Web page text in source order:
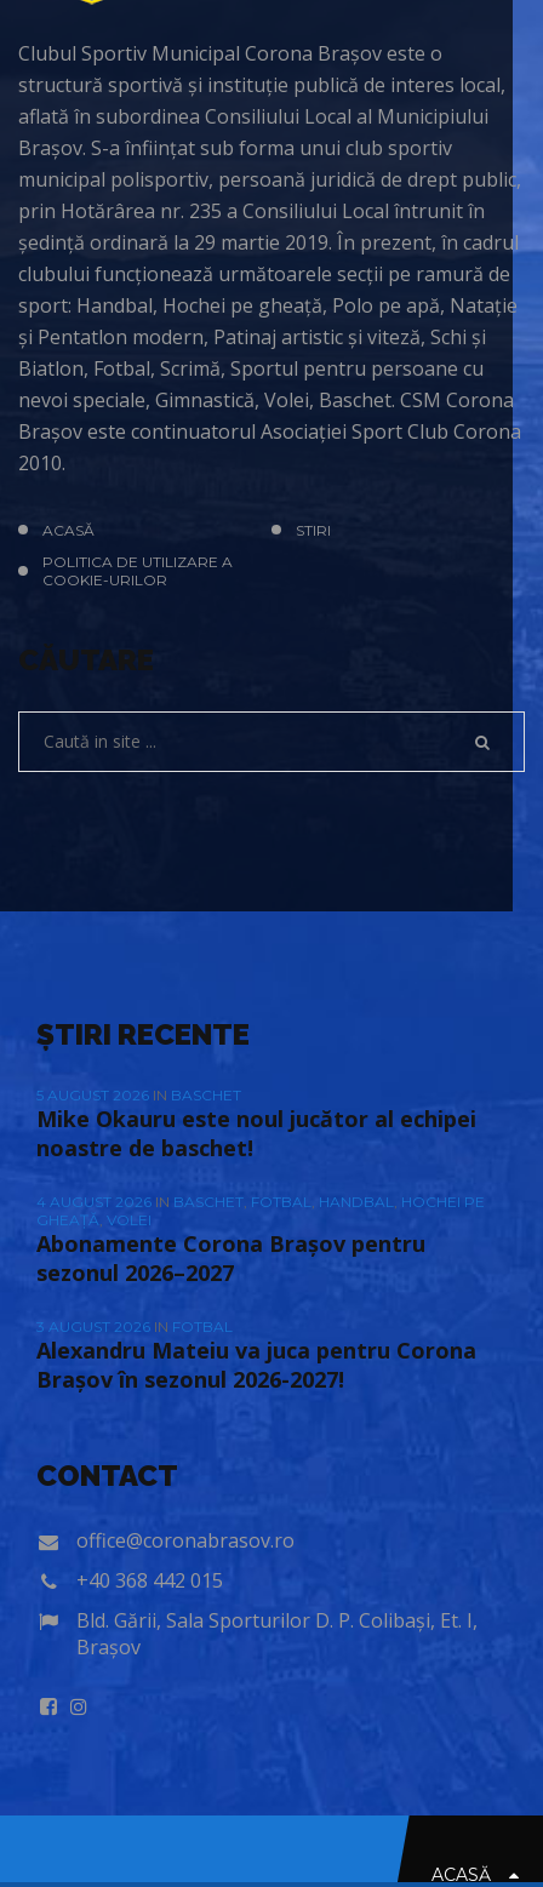
Clubul Sportiv Municipal Corona Brașov este o
structură sportivă și instituție publică de interes local,
aflată în subordinea Consiliului Local al Municipiului
Brașov. S-a înființat sub forma unui club sportiv
municipal polisportiv, persoană juridică de drept public,
prin Hotărârea nr. 235 a Consiliului Local întrunit în
ședință ordinară la 29 martie 2019. În prezent, în cadrul
clubului funcționează următoarele secții pe ramură de
sport: Handbal, Hochei pe gheață, Polo pe apă, Natație
și Pentatlon modern, Patinaj artistic și viteză, Schi și
Biatlon, Fotbal, Scrimă, Sportul pentru persoane cu
nevoi speciale, Gimnastică, Volei, Baschet. CSM Corona
Brașov este continuatorul Asociației Sport Club Corona
2010.
ACASĂ
STIRI
POLITICA DE UTILIZARE A
COOKIE-URILOR
CĂUTARE
ȘTIRI RECENTE
5 AUGUST 2026 IN BASCHET
Mike Okauru este noul jucător al echipei
noastre de baschet!
4 AUGUST 2026 IN BASCHET FOTBAL HANDBAL
HOCHEI PE
GHEAȚĂ VOLEI
Abonamente Corona Brașov pentru
sezonul 2026–2027
3 AUGUST 2026 IN FOTBAL
Alexandru Mateiu va juca pentru Corona
Brașov în sezonul 2026-2027!
CONTACT
office@coronabrasov.ro
+40 368 442 015
Bld. Gării, Sala Sporturilor D. P. Colibași, Et. I,
Brașov
ACASĂ